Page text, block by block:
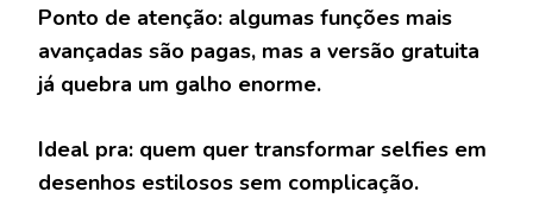
Ponto de atenção: algumas funções mais
avançadas são pagas, mas a versão gratuita
já quebra um galho enorme.
Ideal pra: quem quer transformar selfies em
desenhos estilosos sem complicação.